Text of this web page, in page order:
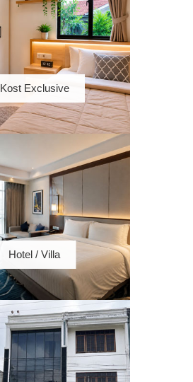
Kost Exclusive
Hotel / Villa